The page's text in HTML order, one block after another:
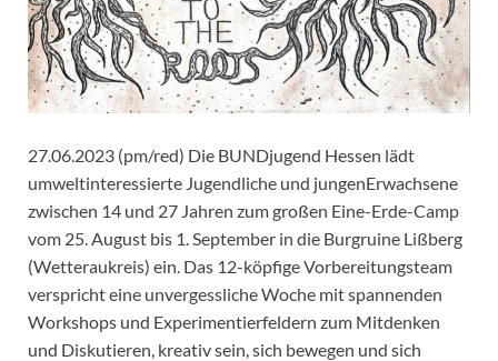
27.06.2023 (pm/red) Die BUNDjugend Hessen lädt
umweltinteressierte Jugendliche und jungenErwachsene
zwischen 14 und 27 Jahren zum großen Eine-Erde-Camp
vom 25. August bis 1. September in die Burgruine Lißberg
(Wetteraukreis) ein. Das 12-köpfige Vorbereitungsteam
verspricht eine unvergessliche Woche mit spannenden
Workshops und Experimentierfeldern zum Mitdenken
und Diskutieren, kreativ sein, sich bewegen und sich